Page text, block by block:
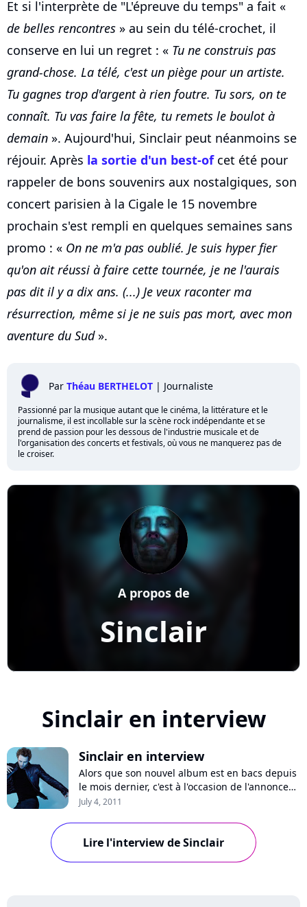
Et si l'interprète de "L'épreuve du temps" a fait «
de belles rencontres » au sein du télé-crochet, il
conserve en lui un regret : « Tu ne construis pas
grand-chose. La télé, c'est un piège pour un artiste.
Tu gagnes trop d'argent à rien foutre. Tu sors, on te
connaît. Tu vas faire la fête, tu remets le boulot à
demain ». Aujourd'hui, Sinclair peut néanmoins se
réjouir. Après la sortie d'un best-ofcet été pour
rappeler de bons souvenirs aux nostalgiques, son
concert parisien à la Cigale le 15 novembre
prochain s'est rempli en quelques semaines sans
promo : « On ne m'a pas oublié. Je suis hyper fier
qu'on ait réussi à faire cette tournée, je ne l'aurais
pas dit il y a dix ans. (...) Je veux raconter ma
résurrection, même si je ne suis pas mort, avec mon
aventure du Sud».
Par Théau BERTHELOT | Journaliste
Passionné par la musique autant que le cinéma, la littérature et le
journalisme, il est incollable sur la scène rock indépendante et se
prend de passion pour les dessous de l'industrie musicale et de
l'organisation des concerts et festivals, où vous ne manquerez pas de
le croiser.
Sinclair
A propos de
Sinclair en interview
Sinclair en interview
Alors que son nouvel album est en bacs depuis
le mois dernier, c'est à l'occasion de l'annonce
officielle de sa grande tournée 2012, que nous
sur sa carrière, et parler de ses projets.
Entretien avec un homme serein, très honnête
July 4, 2011
Lire l'interview de Sinclair